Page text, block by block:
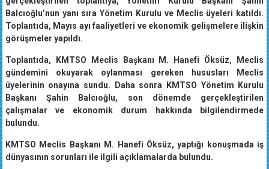
gerçekleştirilen toplantıya, Yönetim Kurulu Başkanı Şahin
Balcıoğlu’nun yanı sıra Yönetim Kurulu ve Meclis üyeleri katıldı.
Toplantıda, Mayıs ayı faaliyetleri ve ekonomik gelişmelere ilişkin
görüşmeler yapıldı.
Toplantıda, KMTSO Meclis Başkanı M. Hanefi Öksüz, Meclis
gündemini okuyarak oylanması gereken hususları Meclis
üyelerinin onayına sundu. Daha sonra KMTSO Yönetim Kurulu
Başkanı Şahin Balcıoğlu, son dönemde gerçekleştirilen
çalışmalar ve ekonomik durum hakkında bilgilendirmede
KMTSO Meclis Başkanı M. Hanefi Öksüz, yaptığı konuşmada iş
dünyasının sorunları ile ilgili açıklamalarda bulundu.